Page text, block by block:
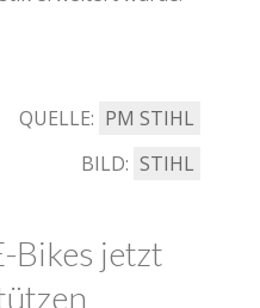
QUELLE: PM STIHL
BILD: STIHL
Bikes jetzt